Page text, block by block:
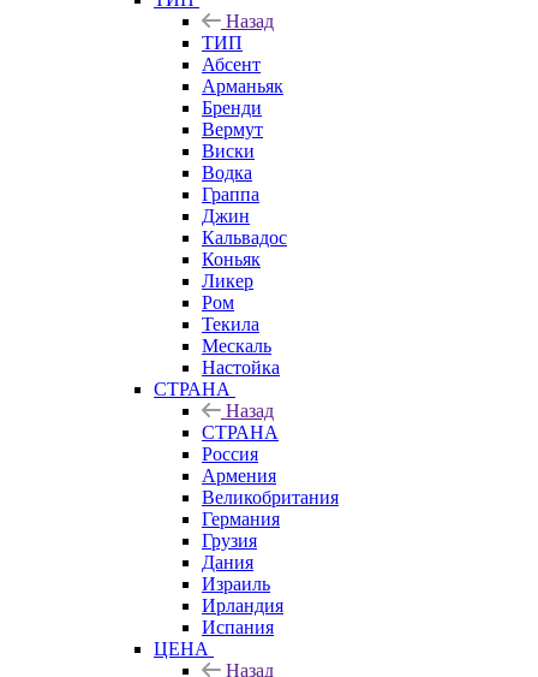
Назад
ТИП
Абсент
Арманьяк
Бренди
Вермут
Виски
Водка
Граппа
Джин
Кальвадос
Коньяк
Ликер
Ром
Текила
Мескаль
Настойка
СТРАНА
Назад
СТРАНА
Россия
Армения
Великобритания
Германия
Грузия
Дания
Израиль
Ирландия
Испания
ЦЕНА
Назад